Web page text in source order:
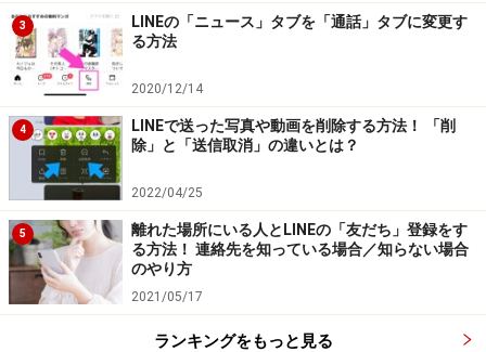
パスコードロックを設定すると、LINE通知があったとき
に、メッセージの内容を表示させる機能が自動的にOFF
になります（“メッセージ通知の内容表示”機能OFFの場
合、LINE通知には「新着メッセージがあります」と表示
される） 。
パスコードロックを設定していても、メッセージの内容
を表示させたい場合は、パスコード入力画面で4ケタの
数字を2度入力した後、“確認”ではなく、“メッセージ通
知の内容表示”をタップし、機能をONにします。
または、設定画面の通知設定からも“メッセージ通知の内
3
LINEの「ニュース」タブを「通話」タブに変更す
る方法
2020/12/14
4
LINEで送った写真や動画を削除する方法！ 「削
除」と「送信取消」の違いとは？
2022/04/25
5
離れた場所にいる人とLINEの「友だち」登録をす
る方法！ 連絡先を知っている場合／知らない場合
のやり方
2021/05/17
ランキングをもっと見る